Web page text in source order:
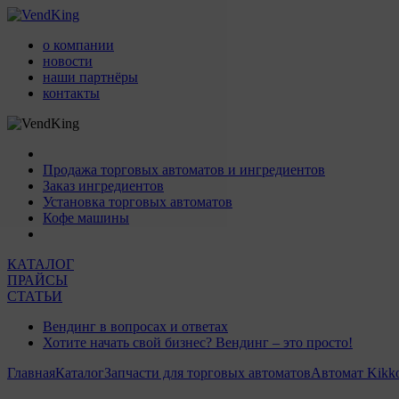
о компании
новости
наши партнёры
контакты
Продажа торговых автоматов и ингредиентов
Заказ ингредиентов
Установка торговых автоматов
Кофе машины
КАТАЛОГ
ПРАЙСЫ
СТАТЬИ
Вендинг в вопросах и ответах
Хотите начать свой бизнес? Вендинг – это просто!
ГлавнаяКаталогЗапчасти для торговых автоматовАвтомат